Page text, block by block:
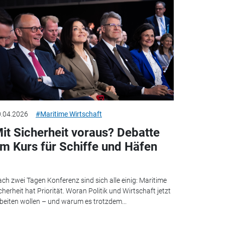
#Maritime Wirtschaft
Sicherheit voraus? Debatte
Kurs für Schiffe und Häfen
zwei Tagen Konferenz sind sich alle einig: Maritime
hat Priorität. Woran Politik und Wirtschaft jetzt
wollen – und warum es trotzdem...